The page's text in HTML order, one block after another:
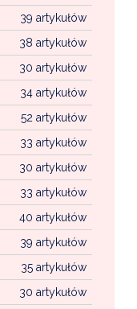
39 artykułów
38 artykułów
30 artykułów
34 artykułów
52 artykułów
33 artykułów
30 artykułów
33 artykułów
40 artykułów
39 artykułów
35 artykułów
30 artykułów